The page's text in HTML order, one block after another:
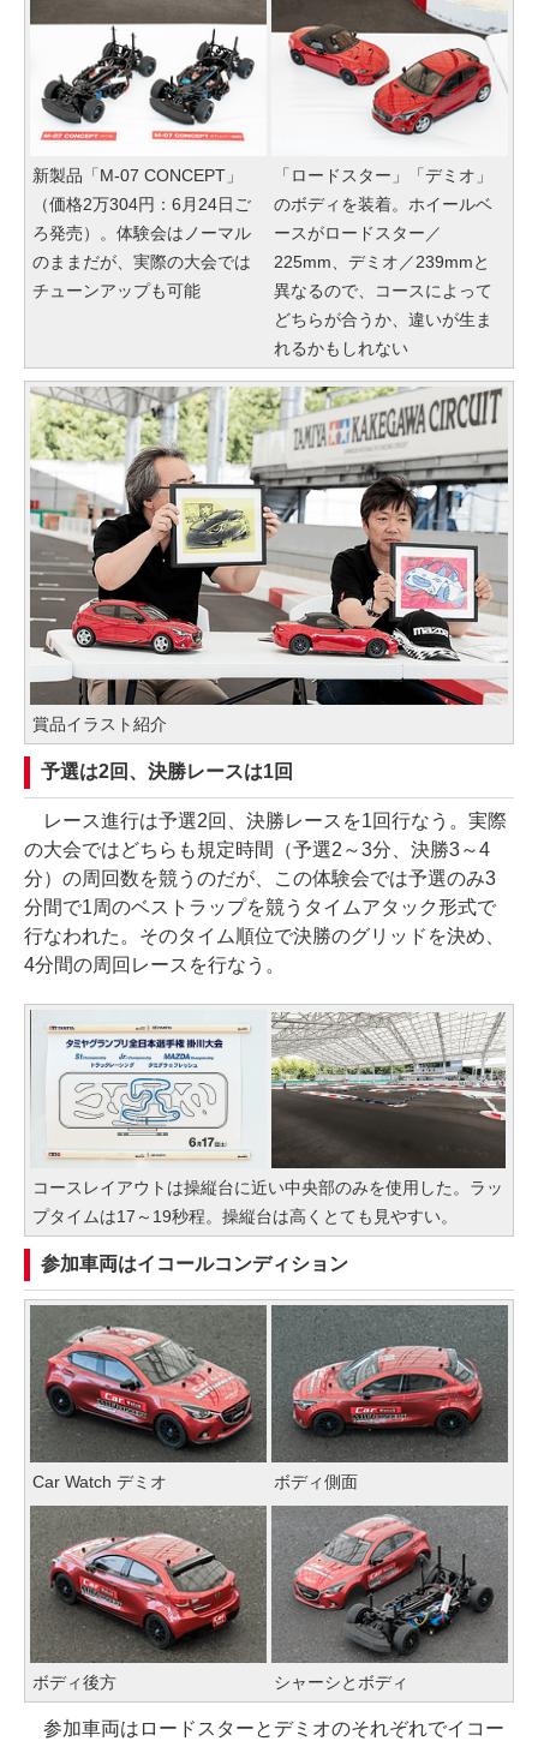
新製品「M-07 CONCEPT」
（価格2万304円：6月24日ご
ろ発売）。体験会はノーマル
のままだが、実際の大会では
チューンアップも可能
「ロードスター」「デミオ」
のボディを装着。ホイールベ
ースがロードスター／
225mm、デミオ／239mmと
異なるので、コースによって
どちらが合うか、違いが生ま
れるかもしれない
賞品イラスト紹介
予選は2回、決勝レースは1回
レース進行は予選2回、決勝レースを1回行なう。実際
の大会ではどちらも規定時間（予選2～3分、決勝3～4
分）の周回数を競うのだが、この体験会では予選のみ3
分間で1周のベストラップを競うタイムアタック形式で
行なわれた。そのタイム順位で決勝のグリッドを決め、
4分間の周回レースを行なう。
コースレイアウトは操縦台に近い中央部のみを使用した。ラッ
プタイムは17～19秒程。操縦台は高くとても見やすい。
参加車両はイコールコンディション
Car Watch デミオ ボディ側面
ボディ後方 シャーシとボディ
参加車両はロードスターとデミオのそれぞれでイコー